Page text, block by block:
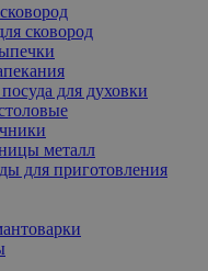
сковород
для духовки
металл
для приготовления